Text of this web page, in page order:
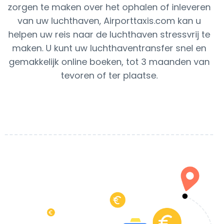
zorgen te maken over het ophalen of inleveren
van uw luchthaven, Airporttaxis.com kan u
helpen uw reis naar de luchthaven stressvrij te
maken. U kunt uw luchthaventransfer snel en
gemakkelijk online boeken, tot 3 maanden van
tevoren of ter plaatse.